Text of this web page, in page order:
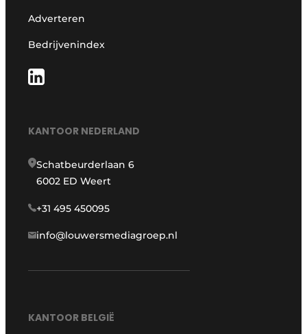
Adverteren
Bedrijvenindex
KANTOOR NEDERLAND
Schatbeurderlaan 6
6002 ED Weert
+31 495 450095
info@louwersmediagroep.nl
KANTOOR BELGIË